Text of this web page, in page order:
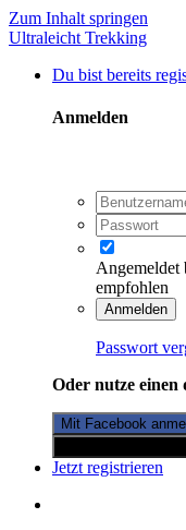
Zum Inhalt springen
Ultraleicht Trekking
Du bist bereits
Anmelden
Angemeldet
empfohlen
Anmelden
Passwort
Oder nutze einen
Mit Facebook
Jetzt registrieren